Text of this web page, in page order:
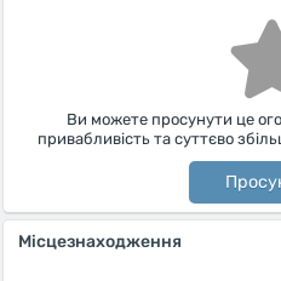
Ви можете просунути це
привабливість та суттєво
Місцезнаходження